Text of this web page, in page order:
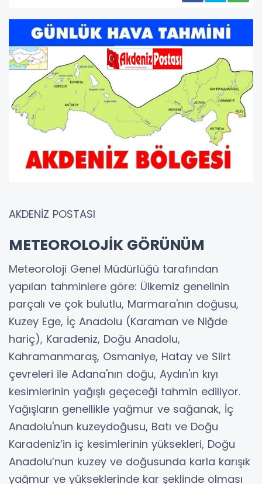
AKDENİZ POSTASI
METEOROLOJİK GÖRÜNÜM
Meteoroloji Genel Müdürlüğü tarafından
yapılan tahminlere göre: Ülkemiz genelinin
parçalı ve çok bulutlu, Marmara'nın doğusu,
Kuzey Ege, İç Anadolu (Karaman ve Niğde
hariç), Karadeniz, Doğu Anadolu,
Kahramanmaraş, Osmaniye, Hatay ve Siirt
çevreleri ile Adana'nın doğu, Aydın'ın kıyı
kesimlerinin yağışlı geçeceği tahmin ediliyor.
Yağışların genellikle yağmur ve sağanak, İç
Anadolu'nun kuzeydoğusu, Batı ve Doğu
Karadeniz’in iç kesimlerinin yüksekleri, Doğu
Anadolu’nun kuzey ve doğusunda karla karışık
yağmur ve yükseklerinde kar şeklinde olması